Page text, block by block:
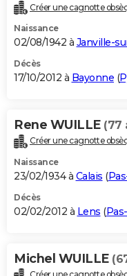
Créer une cagnotte
Naissance
02/08/1942 à Janville-
Décès
17/10/2012 à Bayonne (
Rene WUILLE (77
Créer une cagnotte
Naissance
23/02/1934 à Calais (
Décès
02/02/2012 à Lens (
Michel WUILLE